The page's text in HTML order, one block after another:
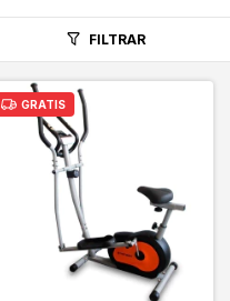
FILTRAR
GRATIS